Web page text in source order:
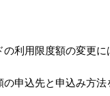
利用限度額の変更に
申込先と申込み方法